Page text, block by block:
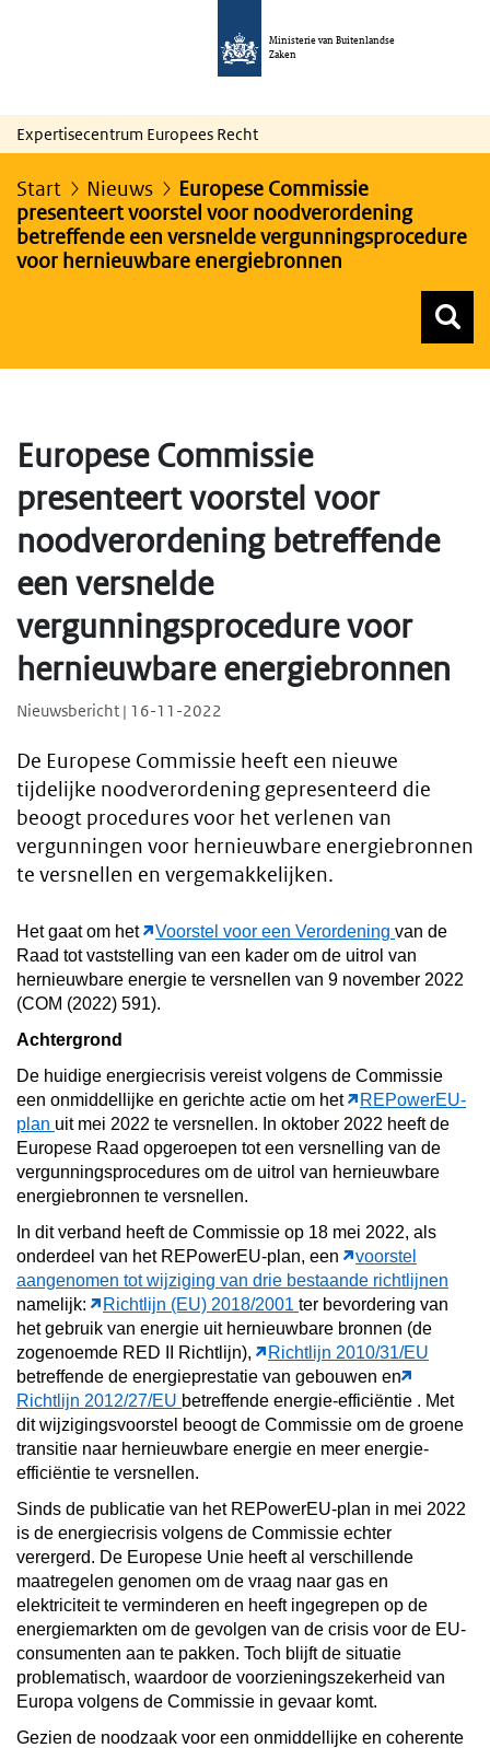
Ministerie van Buitenlandse
Zaken
Expertisecentrum Europees Recht
Start Nieuws
Europese Commissie
presenteert voorstel voor noodverordening
betreffende een versnelde vergunningsprocedure
voor hernieuwbare energiebronnen
Europese Commissie
presenteert voorstel voor
noodverordening betreffende
een versnelde
vergunningsprocedure voor
hernieuwbare energiebronnen
Nieuwsbericht | 16-11-2022
De Europese Commissie heeft een nieuwe
tijdelijke noodverordening gepresenteerd die
beoogt procedures voor het verlenen van
vergunningen voor hernieuwbare energiebronnen
te versnellen en vergemakkelijken.
Het gaat om het Voorstel voor een Verordening van de
Raad tot vaststelling van een kader om de uitrol van
hernieuwbare energie te versnellen van 9 november 2022
(COM (2022) 591).
Achtergrond
De huidige energiecrisis vereist volgens de Commissie
een onmiddellijke en gerichte actie om het
REPowerEU-
plan uit mei 2022 te versnellen. In oktober 2022 heeft de
Europese Raad opgeroepen tot een versnelling van de
vergunningsprocedures om de uitrol van hernieuwbare
energiebronnen te versnellen.
In dit verband heeft de Commissie op 18 mei 2022, als
onderdeel van het REPowerEU-plan, een
voorstel
aangenomen tot wijziging van drie bestaande richtlijnen
namelijk:
Richtlijn (EU) 2018/2001 ter bevordering van
het gebruik van energie uit hernieuwbare bronnen (de
zogenoemde RED II Richtlijn),
Richtlijn 2010/31/EU
betreffende de energieprestatie van gebouwen en
Richtlijn 2012/27/EU betreffende energie-efficiëntie . Met
dit wijzigingsvoorstel beoogt de Commissie om de groene
transitie naar hernieuwbare energie en meer energie-
efficiëntie te versnellen.
Sinds de publicatie van het REPowerEU-plan in mei 2022
is de energiecrisis volgens de Commissie echter
verergerd. De Europese Unie heeft al verschillende
maatregelen genomen om de vraag naar gas en
elektriciteit te verminderen en heeft ingegrepen op de
energiemarkten om de gevolgen van de crisis voor de EU-
consumenten aan te pakken. Toch blijft de situatie
problematisch, waardoor de voorzieningszekerheid van
Europa volgens de Commissie in gevaar komt.
Gezien de noodzaak voor een onmiddellijke en coherente